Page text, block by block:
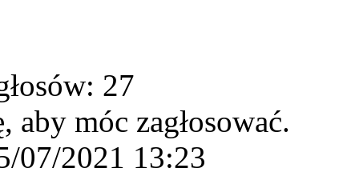
27
aby móc zagłosować.
07/2021 13:23